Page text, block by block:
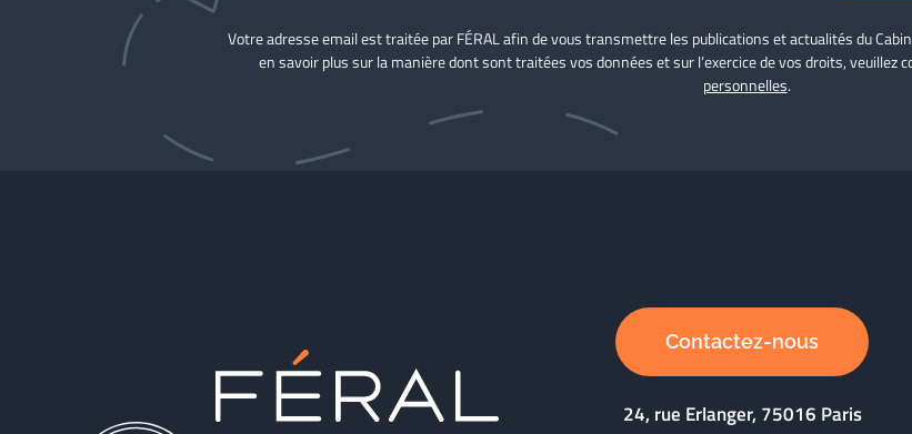
Votre adresse email est traitée par FÉRAL afin de vous transmettre les publications et actualités du
en savoir plus sur la manière dont sont traitées vos données et sur l’exercice de vos droits, veuillez
personnelles.
Contactez-nous
24, rue Erlanger, 75016 Paris